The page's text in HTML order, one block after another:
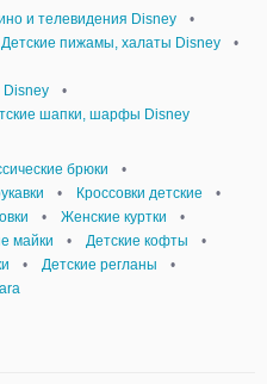
и телевидения Disney
•
Детские пижамы, халаты Disney
•
Disney
•
шапки, шарфы Disney
брюки
•
• Кроссовки детские
•
• Женские куртки
•
майки • Детские кофты
•
• Детские регланы
•